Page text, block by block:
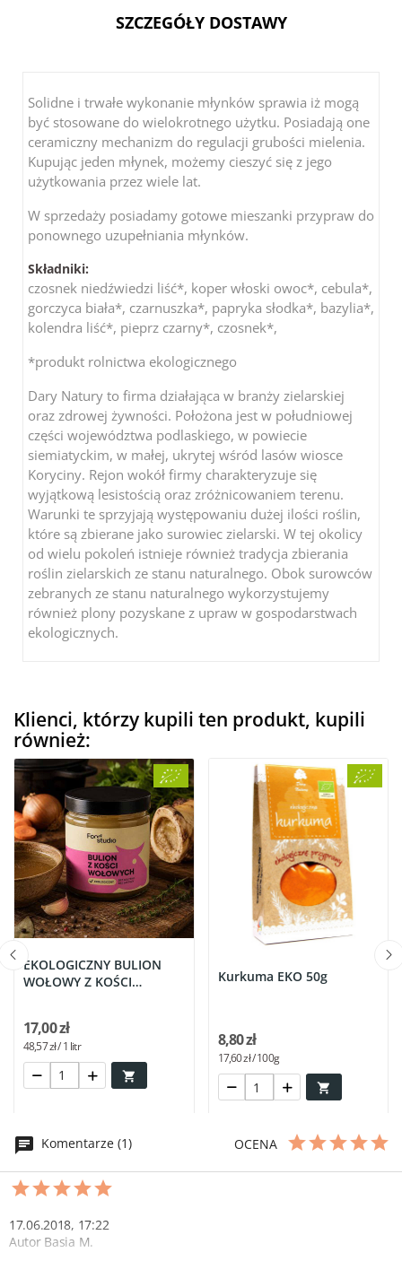
SZCZEGÓŁY DOSTAWY
Solidne i trwałe wykonanie młynków sprawia iż mogą
być stosowane do wielokrotnego użytku. Posiadają one
ceramiczny mechanizm do regulacji grubości mielenia.
Kupując jeden młynek, możemy cieszyć się z jego
użytkowania przez wiele lat.
W sprzedaży posiadamy gotowe mieszanki przypraw do
ponownego uzupełniania młynków.
Składniki:
czosnek niedźwiedzi liść*, koper włoski owoc*, cebula*,
gorczyca biała*, czarnuszka*, papryka słodka*, bazylia*,
kolendra liść*, pieprz czarny*, czosnek*,
*produkt rolnictwa ekologicznego
Dary Natury to firma działająca w branży zielarskiej
oraz zdrowej żywności. Położona jest w południowej
części województwa podlaskiego, w powiecie
siemiatyckim, w małej, ukrytej wśród lasów wiosce
Koryciny. Rejon wokół firmy charakteryzuje się
wyjątkową lesistością oraz zróżnicowaniem terenu.
Warunki te sprzyjają występowaniu dużej ilości roślin,
które są zbierane jako surowiec zielarski. W tej okolicy
od wielu pokoleń istnieje również tradycja zbierania
roślin zielarskich ze stanu naturalnego. Obok surowców
zebranych ze stanu naturalnego wykorzystujemy
również plony pozyskane z upraw w gospodarstwach
ekologicznych.
Klienci, którzy kupili ten produkt, kupili
również:
EKOLOGICZNY BULION
WOŁOWY Z KOŚCI

17,00 zł
48,57 zł / 1 litr
Kurkuma EKO 50g

8,80 zł
17,60 zł / 100g
Komentarze (1) OCENA
17.06.2018, 17:22
Autor Basia M.